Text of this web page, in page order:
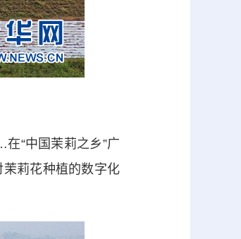
“中国茉莉之乡”广
莉花种植的数字化